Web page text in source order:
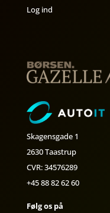
Log ind
Skagensgade 1
2630 Taastrup
CVR: 34576289
+45 88 82 62 60
Følg os på